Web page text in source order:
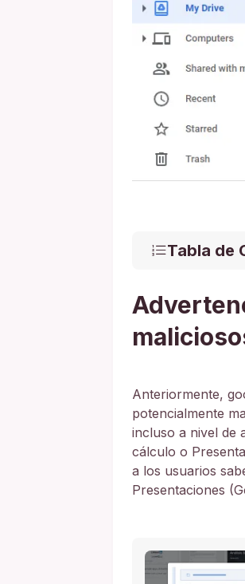
Tabla de
Anteriormente,
potencialmente
incluso a nivel de
cálculo o
a los usuarios
Presentaciones